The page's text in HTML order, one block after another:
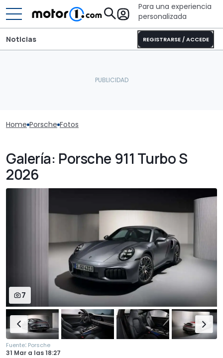
Para una experiencia
personalizada
REGISTRARSE / ACCEDE
Noticias
Home Porsche Fotos
Galería: Porsche 911 Turbo S
2026
7
Fuente: Porsche
31 Mar a las18:27